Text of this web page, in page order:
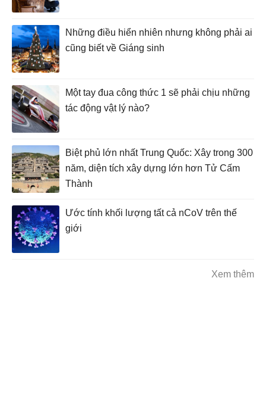
Những điều hiển nhiên nhưng không phải ai
cũng biết về Giáng sinh
Một tay đua công thức 1 sẽ phải chịu những
tác động vật lý nào?
Biệt phủ lớn nhất Trung Quốc: Xây trong 300
năm, diện tích xây dựng lớn hơn Tử Cấm
Thành
Ước tính khối lượng tất cả nCoV trên thế
giới
Xem thêm